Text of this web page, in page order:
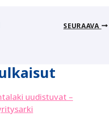
SEURAAVA
uudistuvat –